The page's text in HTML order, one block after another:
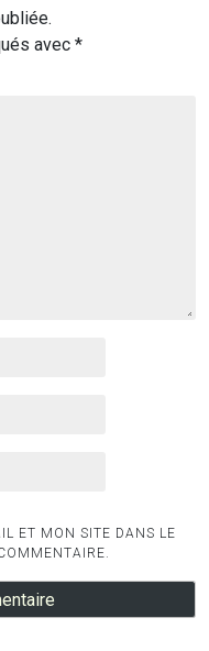
avec *
ET MON SITE DANS LE